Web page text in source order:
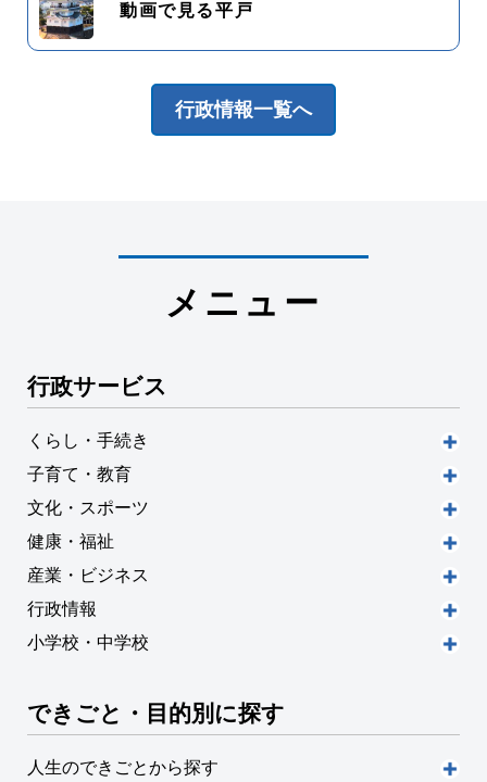
動画で見る平戸
行政情報一覧へ
メニュー
行政サービス
くらし・手続き
子育て・教育
文化・スポーツ
健康・福祉
産業・ビジネス
行政情報
小学校・中学校
できごと・目的別に探す
人生のできごとから探す